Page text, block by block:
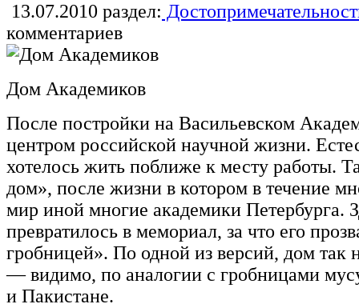
13.07.2010 раздел:
комментариев
Дом Академиков
После постройки на Васильевском
центром российской научной жизни.
хотелось жить поближе к месту работы.
дом», после жизни в котором в течение
мир иной многие академики Петербурга.
превратилось в мемориал, за что его
гробницей». По одной из версий, дом так
— видимо, по аналогии с гробницами
и Пакистане.